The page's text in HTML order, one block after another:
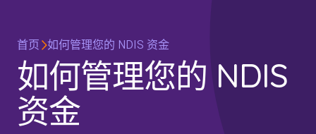
首页 如何管理您的 NDIS 资金
如何管理您的 NDIS
资金